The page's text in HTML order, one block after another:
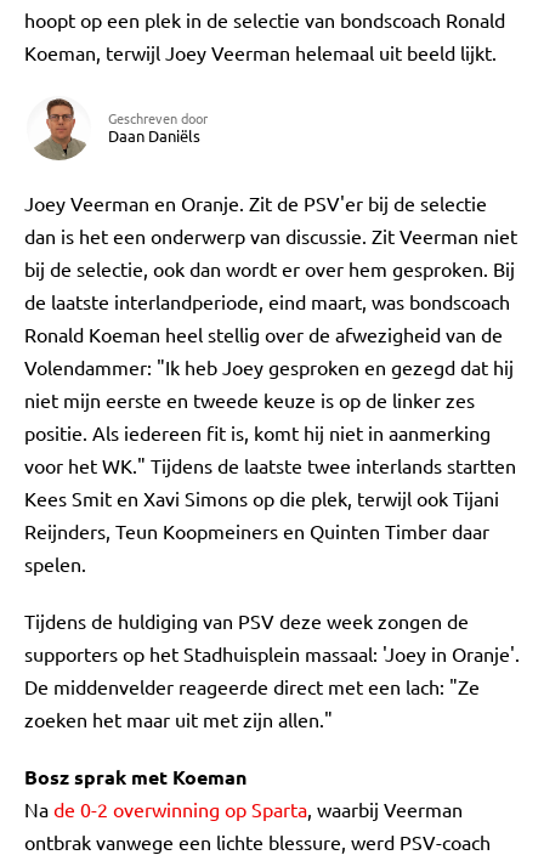
hoopt op een plek in de selectie van bondscoach Ronald
Koeman, terwijl Joey Veerman helemaal uit beeld lijkt.
Geschreven door
Daan Daniëls
Joey Veerman en Oranje. Zit de PSV'er bij de selectie
dan is het een onderwerp van discussie. Zit Veerman niet
bij de selectie, ook dan wordt er over hem gesproken. Bij
de laatste interlandperiode, eind maart, was bondscoach
Ronald Koeman heel stellig over de afwezigheid van de
Volendammer: "Ik heb Joey gesproken en gezegd dat hij
niet mijn eerste en tweede keuze is op de linker zes
positie. Als iedereen fit is, komt hij niet in aanmerking
voor het WK." Tijdens de laatste twee interlands startten
Kees Smit en Xavi Simons op die plek, terwijl ook Tijani
Reijnders, Teun Koopmeiners en Quinten Timber daar
spelen.
Tijdens de huldiging van PSV deze week zongen de
supporters op het Stadhuisplein massaal: 'Joey in Oranje'.
De middenvelder reageerde direct met een lach: "Ze
zoeken het maar uit met zijn allen."
Bosz sprak met Koeman
Na de 0-2 overwinning op Sparta, waarbij Veerman
ontbrak vanwege een lichte blessure, werd PSV-coach